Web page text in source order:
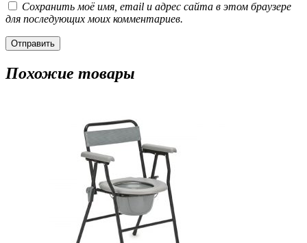
Сохранить моё имя, email и адрес сайта в этом браузере
для последующих моих комментариев.
Похожие товары